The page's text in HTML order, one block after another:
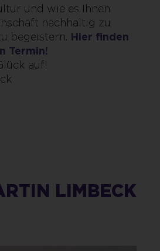
und wie es Ihnen
nachhaltig zu
begeistern. Hier finden
Termin!
auf!
LIMBECK